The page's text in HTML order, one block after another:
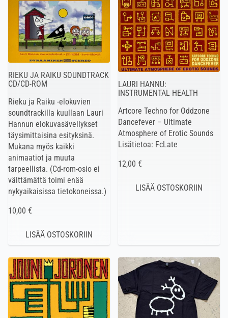
RIEKU JA RAIKU SOUNDTRACK
CD/CD-ROM
Rieku ja Raiku -elokuvien
soundtrackilla kuullaan Lauri
Hannun elokuvasävellykset
täysimittaisina esityksinä.
Mukana myös kaikki
animaatiot ja muuta
tarpeellista. (Cd-rom-osio ei
välttämättä toimi enää
nykyaikaisissa tietokoneissa.)
10,00 €
LAURI HANNU:
INSTRUMENTAL HEALTH
Artcore Techno for Oddzone
Dancefever – Ultimate
Atmosphere of Erotic Sounds
Lisätietoa: FcLate
12,00 €